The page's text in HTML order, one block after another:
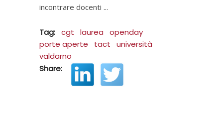
incontrare docenti
Tag: cgt laurea
openday
porte aperte
tact
università
valdarno
Share: